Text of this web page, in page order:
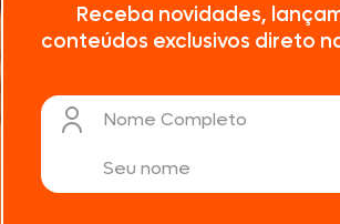
Receba novidades,
conteúdos exclusivos direto
Nome Completo